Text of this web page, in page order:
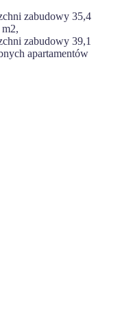
zabudowy 35,4
zabudowy 39,1
apartamentów